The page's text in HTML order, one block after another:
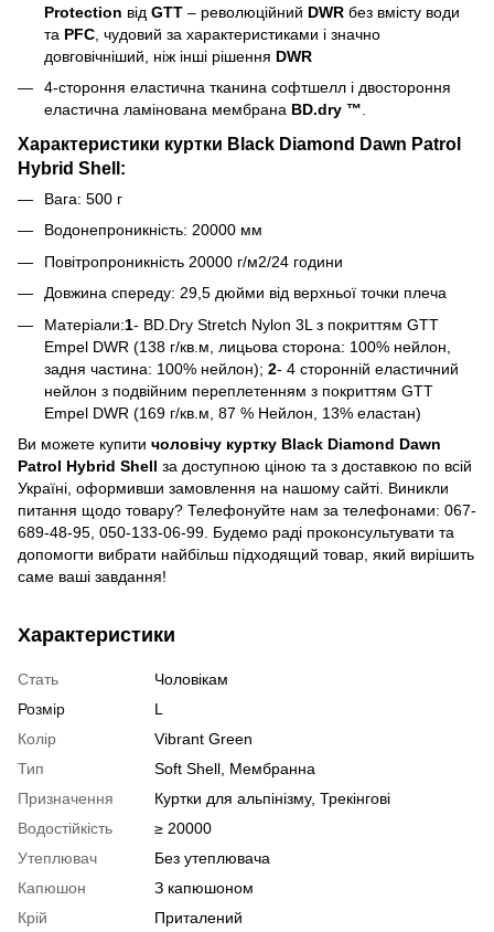
Protection від GTT – революційний DWR без вмісту води
та PFC , чудовий за характеристиками і значно
довговічніший, ніж інші рішення DWR
4-стороння еластична тканина софтшелл і двостороння
еластична ламінована мембрана BD.dry ™.
Характеристики куртки Black Diamond Dawn Patrol
Hybrid Shell:
Вага: 500 г
Водонепроникність: 20000 мм
Повітропроникність 20000 г/м2/24 години
Довжина спереду: 29,5 дюйми від верхньої точки плеча
Матеріали:1- BD.Dry Stretch Nylon 3L з покриттям GTT
Empel DWR (138 г/кв.м, лицьова сторона: 100% нейлон,
задня частина: 100% нейлон); 2- 4 сторонній еластичний
нейлон з подвійним переплетенням з покриттям GTT
Empel DWR (169 г/кв.м, 87 % Нейлон, 13% еластан)
Ви можете купити чоловічу куртку Black Diamond Dawn
Patrol Hybrid Shell за доступною ціною та з доставкою по всій
Україні, оформивши замовлення на нашому сайті. Виникли
питання щодо товару? Телефонуйте нам за телефонами: 067-
689-48-95, 050-133-06-99. Будемо раді проконсультувати та
допомогти вибрати найбільш підходящий товар, який вирішить
саме ваші завдання!
Характеристики
Стать
Чоловікам
Розмір
L
Колір
Vibrant Green
Тип
Soft Shell, Мембранна
Призначення
Куртки для альпінізму, Трекінгові
Водостійкість
≥ 20000
Утеплювач
Без утеплювача
Капюшон
З капюшоном
Крій
Приталений